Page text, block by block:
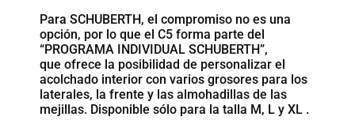
Para SCHUBERTH, el compromiso no es una
opción, por lo que el C5 forma parte del
“PROGRAMA INDIVIDUAL SCHUBERTH”,
que ofrece la posibilidad de personalizar el
acolchado interior con varios grosores para los
laterales, la frente y las almohadillas de las
mejillas. Disponible sólo para la talla M, L y XL .